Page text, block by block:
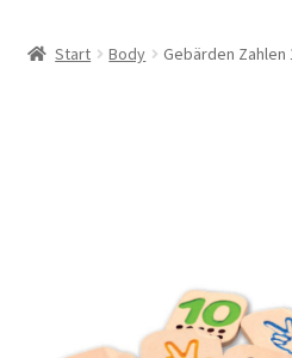
Infos zu dem Projekt
Start Body Gebärden Zahlen